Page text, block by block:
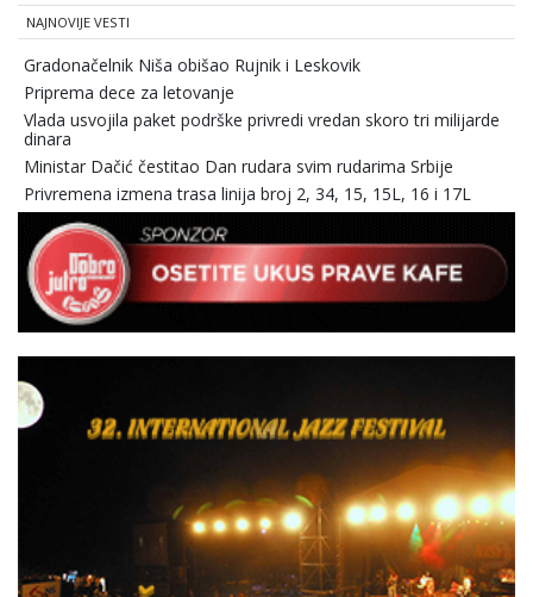
NAJNOVIJE VESTI
Gradonačelnik Niša obišao Rujnik i Leskovik
Priprema dece za letovanje
Vlada usvojila paket podrške privredi vredan skoro tri milijarde
dinara
Ministar Dačić čestitao Dan rudara svim rudarima Srbije
Privremena izmena trasa linija broj 2, 34, 15, 15L, 16 i 17L